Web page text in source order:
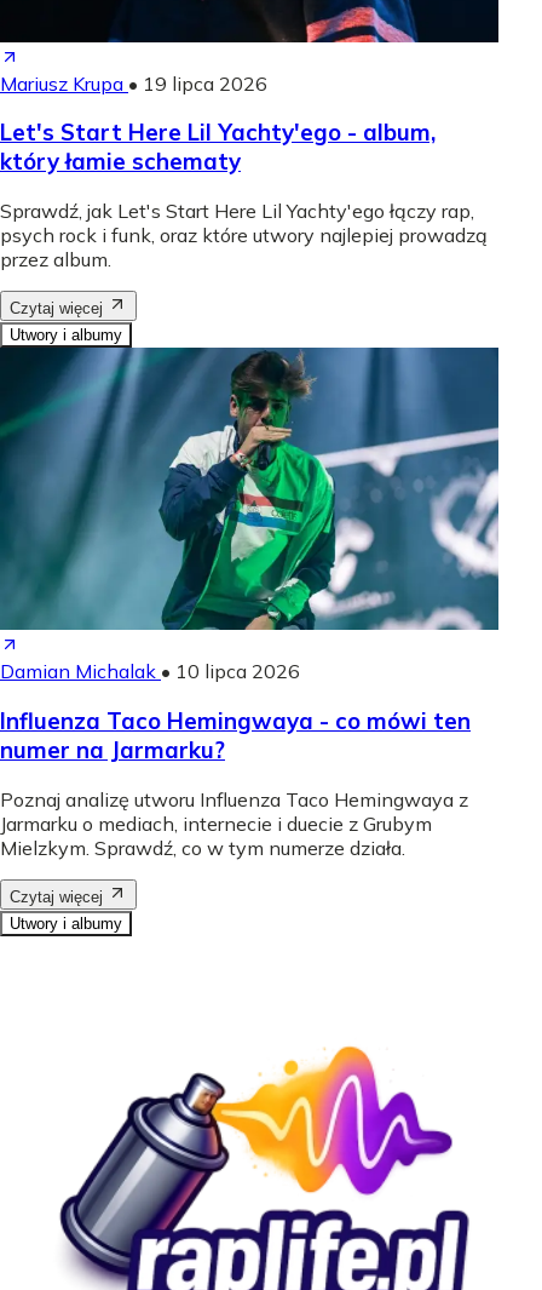
Mariusz Krupa • 19 lipca 2026
Let's Start Here Lil Yachty'ego - album,
który łamie schematy
Sprawdź, jak Let's Start Here Lil Yachty'ego łączy rap,
psych rock i funk, oraz które utwory najlepiej prowadzą
przez album.
Czytaj więcej
Utwory i albumy
Damian Michalak • 10 lipca 2026
Influenza Taco Hemingwaya - co mówi ten
numer na Jarmarku?
Poznaj analizę utworu Influenza Taco Hemingwaya z
Jarmarku o mediach, internecie i duecie z Grubym
Mielzkym. Sprawdź, co w tym numerze działa.
Czytaj więcej
Utwory i albumy